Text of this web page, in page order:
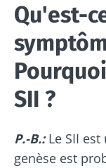
Qu'est-
SII ?
P.-B.: Le SII
genèse est